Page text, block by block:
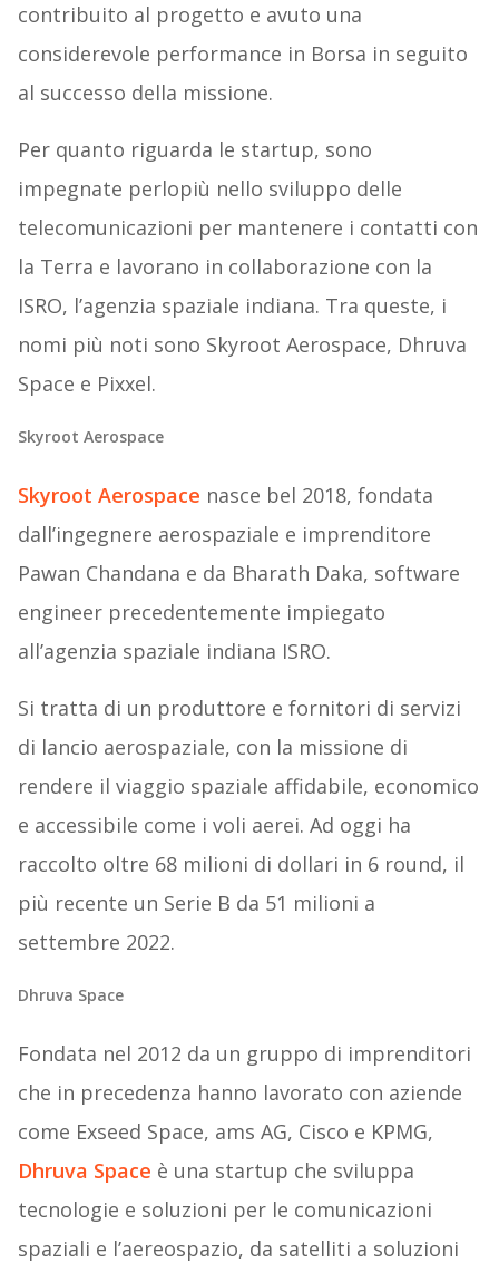
contribuito al progetto e avuto una
considerevole performance in Borsa in seguito
al successo della missione.
Per quanto riguarda le startup, sono
impegnate perlopiù nello sviluppo delle
telecomunicazioni per mantenere i contatti con
la Terra e lavorano in collaborazione con la
ISRO, l’agenzia spaziale indiana. Tra queste, i
nomi più noti sono Skyroot Aerospace, Dhruva
Space e Pixxel.
Skyroot Aerospace
Skyroot Aerospace nasce bel 2018, fondata
dall’ingegnere aerospaziale e imprenditore
Pawan Chandana e da Bharath Daka, software
engineer precedentemente impiegato
all’agenzia spaziale indiana ISRO.
Si tratta di un produttore e fornitori di servizi
di lancio aerospaziale, con la missione di
rendere il viaggio spaziale affidabile, economico
e accessibile come i voli aerei. Ad oggi ha
raccolto oltre 68 milioni di dollari in 6 round, il
più recente un Serie B da 51 milioni a
settembre 2022.
Dhruva Space
Fondata nel 2012 da un gruppo di imprenditori
che in precedenza hanno lavorato con aziende
come Exseed Space, ams AG, Cisco e KPMG,
Dhruva Space è una startup che sviluppa
tecnologie e soluzioni per le comunicazioni
spaziali e l’aereospazio, da satelliti a soluzioni